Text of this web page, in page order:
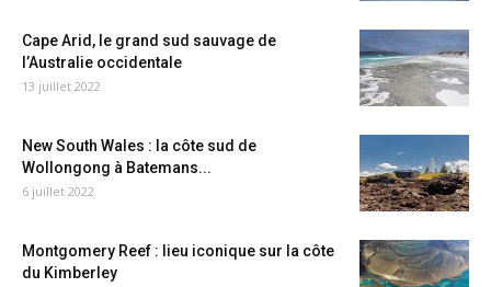
Cape Arid, le grand sud sauvage de
l’Australie occidentale
13 juillet 2022
New South Wales : la côte sud de
Wollongong à Batemans...
6 juillet 2022
Montgomery Reef : lieu iconique sur la côte
du Kimberley